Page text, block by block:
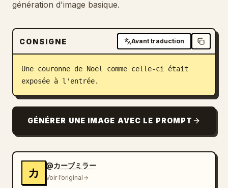
Tarifs
Télécharger
Blog
Mises à jour
génération d'image basique.
CONSIGNE Avant traduction
Une couronne de Noël comme celle-ci était
exposée à l'entrée.
GÉNÉRER UNE IMAGE AVEC LE PROMPT
カ
@カーブミラー
Voir l’original